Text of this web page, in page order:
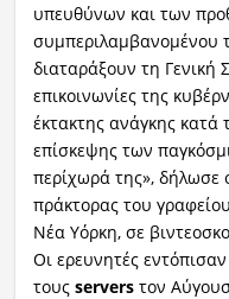
υπευθύνων και των
συμπεριλαμβανομένου
διαταράξουν τη Γενική
επικοινωνίες της
έκτακτης ανάγκης κατά
επίσκεψης των
περίχωρά της», δήλωσε
πράκτορας του
Νέα Υόρκη, σε
Οι ερευνητές εντόπισαν
τους serversτον